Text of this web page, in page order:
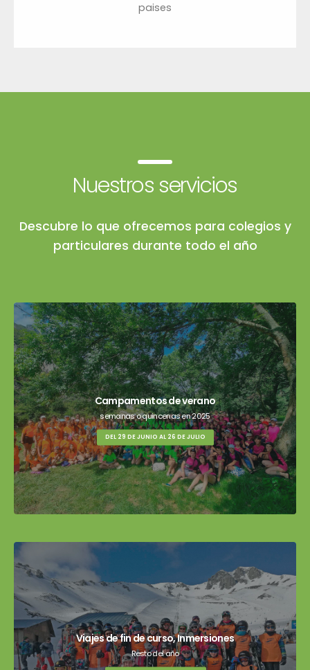
paises
Nuestros servicios
Descubre lo que ofrecemos para colegios y
particulares durante todo el año
Campamentos de verano
semanas o quincenas en 2025
DEL 29 DE JUNIO AL 26 DE JULIO
Viajes de fin de curso, Inmersiones
Resto del año